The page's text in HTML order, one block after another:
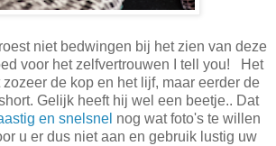
niet bedwingen bij het zien van deze
voor het zelfvertrouwen I tell you! Het
de kop en het lijf, maar eerder de
Gelijk heeft hij wel een beetje.. Dat
en snelsnel nog wat foto's te willen
u er dus niet aan en gebruik lustig uw